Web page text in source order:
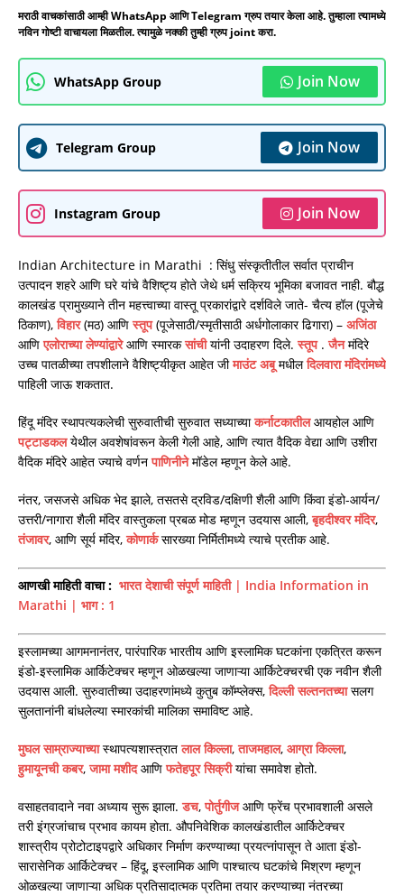
मराठी वाचकांसाठी आम्ही WhatsApp आणि Telegram ग्रुप तयार केला आहे. तुम्हाला त्यामध्ये
नविन गोष्टी वाचायला मिळतील. त्यामुळे नक्की तुम्ही ग्रुप joint करा.
WhatsApp Group Join Now
Telegram Group Join Now
Instagram Group Join Now
Indian Architecture in Marathi : सिंधु संस्कृतीतील सर्वात प्राचीन
उत्पादन शहरे आणि घरे यांचे वैशिष्ट्य होते जेथे धर्म सक्रिय भूमिका बजावत नाही. बौद्ध
कालखंड प्रामुख्याने तीन महत्त्वाच्या वास्तू प्रकारांद्वारे दर्शविले जाते- चैत्य हॉल (पूजेचे
ठिकाण),विहार(मठ) आणिस्तूप(पूजेसाठी/स्मृतीसाठी अर्धगोलाकार ढिगारा) – अजिंठा
आणिएलोराच्या लेण्यांद्वारेआणि स्मारकसांचीयांनी उदाहरण दिले.स्तूप.जैनमंदिरे
उच्च पातळीच्या तपशीलाने वैशिष्ट्यीकृत आहेत जीमाउंट अबूमधीलदिलवारा मंदिरांमध्ये
पाहिली जाऊ शकतात.
हिंदू मंदिर स्थापत्यकलेची सुरुवातीची सुरुवात सध्याच्याकर्नाटकातीलआयहोल आणि
पट्टाडकलयेथील अवशेषांवरून केली गेली आहे, आणि त्यात वैदिक वेद्या आणि उशीरा
वैदिक मंदिरे आहेत ज्याचे वर्णनपाणिनीनेमॉडेल म्हणून केले आहे.
नंतर, जसजसे अधिक भेद झाले, तसतसे द्रविड/दक्षिणी शैली आणि किंवा इंडो-आर्यन/
उत्तरी/नागारा शैली मंदिर वास्तुकला प्रबळ मोड म्हणून उदयास आली,बृहदीश्वर मंदिर,
तंजावर, आणि सूर्य मंदिर,कोणार्कसारख्या निर्मितीमध्ये त्याचे प्रतीक आहे.
आणखी माहिती वाचा: भारत देशाची संपूर्ण माहिती | India Information in
Marathi | भाग : 1
इस्लामच्या आगमनानंतर, पारंपारिक भारतीय आणि इस्लामिक घटकांना एकत्रित करून
इंडो-इस्लामिक आर्किटेक्चर म्हणून ओळखल्या जाणाऱ्या आर्किटेक्चरची एक नवीन शैली
उदयास आली. सुरुवातीच्या उदाहरणांमध्ये कुतुब कॉम्प्लेक्स,दिल्ली सल्तनतच्यासलग
सुलतानांनी बांधलेल्या स्मारकांची मालिका समाविष्ट आहे.
मुघल साम्राज्याच्यास्थापत्यशास्त्रातलाल किल्ला,ताजमहाल, आग्रा किल्ला,
हुमायूनची कबर,जामा मशीदआणिफतेहपूर सिक्रीयांचा समावेश होतो.
वसाहतवादाने नवा अध्याय सुरू झाला.डच,पोर्तुगीजआणि फ्रेंच प्रभावशाली असले
तरी इंग्रजांचाच प्रभाव कायम होता. औपनिवेशिक कालखंडातील आर्किटेक्चर
शास्त्रीय प्रोटोटाइपद्वारे अधिकार निर्माण करण्याच्या प्रयत्नांपासून ते आता इंडो-
सारासेनिक आर्किटेक्चर – हिंदू, इस्लामिक आणि पाश्चात्य घटकांचे मिश्रण म्हणून
ओळखल्या जाणाऱ्या अधिक प्रतिसादात्मक प्रतिमा तयार करण्याच्या नंतरच्या